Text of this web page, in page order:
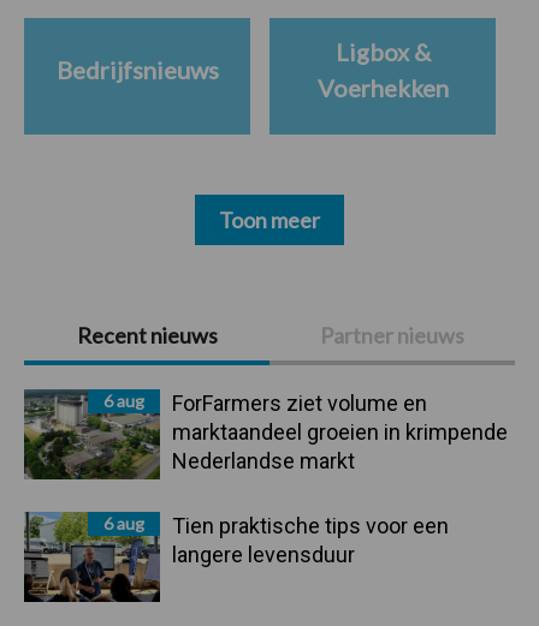
Primaire
Sidebar
Recent nieuws Partner nieuws
6 aug
ForFarmers ziet volume en
marktaandeel groeien in krimpende
Nederlandse markt
6 aug
Tien praktische tips voor een
langere levensduur
Bedrijfsnieuws
Ligbox &
Voerhekken
Toon meer